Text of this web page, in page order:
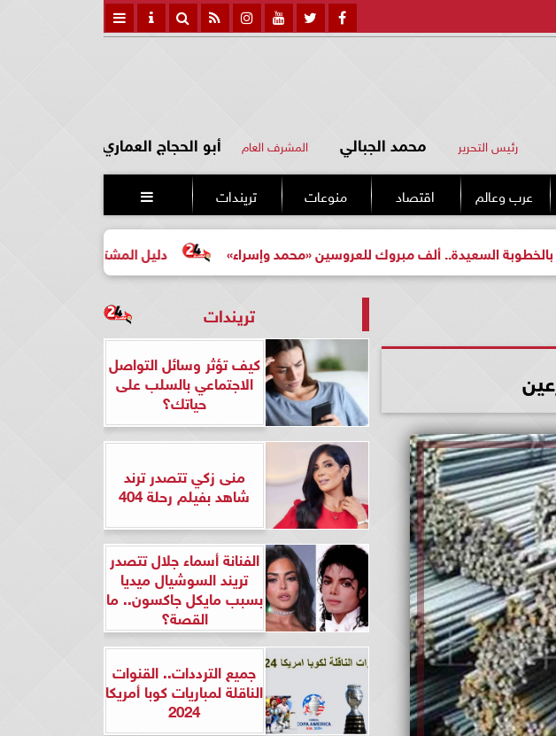
رئيس التحرير محمد الجبالي المشرف العام أبو الحجاج العماري
عرب وعالم اقتصاد منوعات تريندات 
دليل المشتري لأول مرة لاختيار مشروع ألف مبروك للعروسين «محمد وإسراء»
تريندات
كيف تؤثر وسائل التواصل
الاجتماعي بالسلب على
حياتك؟
منى زكي تتصدر ترند
شاهد بفيلم رحلة 404
الفنانة أسماء جلال تتصدر
تريند السوشيال ميديا
بسبب مايكل جاكسون.. ما
القصة؟
جميع الترددات.. القنوات
الناقلة لمباريات كوبا أمريكا
2024